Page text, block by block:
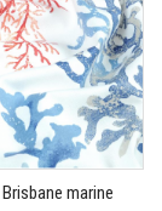
marine